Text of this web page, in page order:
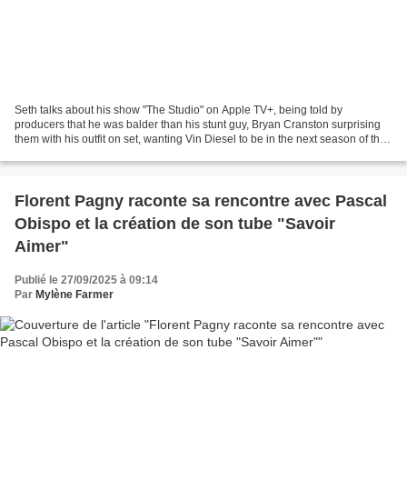
Seth talks about his show "The Studio" on Apple TV+, being told by
producers that he was balder than his stunt guy, Bryan Cranston surprising
them with his outfit on set, wanting Vin Diesel to be in the next season of the
Florent Pagny raconte sa rencontre avec Pascal
Obispo et la création de son tube "Savoir
Aimer"
Publié le 27/09/2025 à 09:14
Par Mylène Farmer